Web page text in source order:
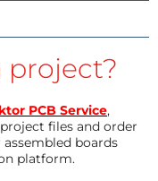
project?
PCB Service,
files and order
boards
platform.